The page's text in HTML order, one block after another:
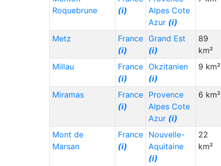
Roquebrune
(i)
Alpes Cote
Azur (i)
Metz
France
(i)
Grand Est
(i)
89
km²
Millau
France
(i)
Okzitanien
(i)
9 km²
Miramas
France
(i)
Provence
Alpes Cote
Azur (i)
6 km²
Mont de
Marsan
France
(i)
Nouvelle-
Aquitaine
(i)
22
km²